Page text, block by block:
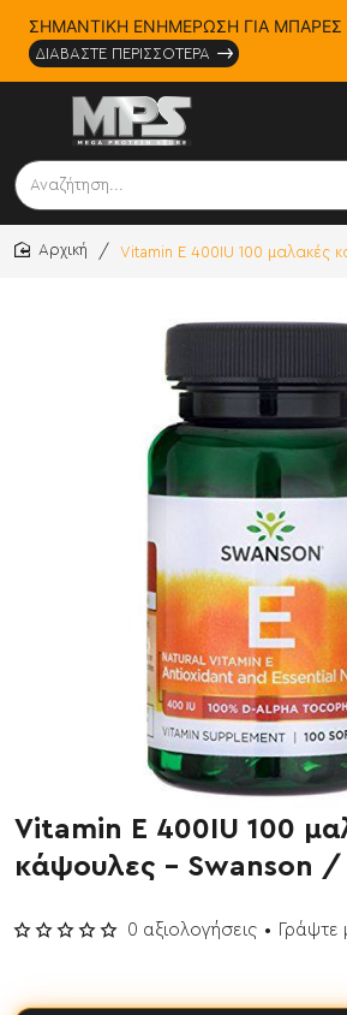
ΣΗΜΑΝΤΙΚΗ ΕΝΗΜΕΡΩΣΗ ΓΙΑ ΜΠΑΡΕΣ
ΔΙΑΒΑΣΤΕ ΠΕΡΙΣΣΟΤΕΡΑ
Αναζήτηση...
Vitamin E 400IU 100 μαλακές
Vitamin E 400IU 100
κάψουλες - Swanson /
0 αξιολογήσεις • Γράψτε